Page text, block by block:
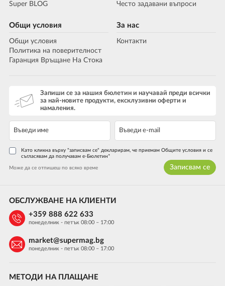
Super BLOG
Често задавани въпроси
Общи условия
Общи условия
Политика на поверителност
Гаранция Връщане На Стока
За нас
Контакти
Запиши се за нашия бюлетин и научавай преди всички
за най-новите продукти, ексклузивни оферти и
намаления.
Като кликна върху "записвам се" декларирам, че приемам Общите условия и се
съгласявам да получавам е-Бюлетин*
Може да се отпишеш по всяко време Записвам се
МЕТОДИ НА ПЛАЩАНЕ
ОБСЛУЖВАНЕ НА КЛИЕНТИ
+359 888 622 633
понеделник - петък 08:00 – 17:00
market@supermag.bg
понеделник - петък 08:00 – 17:00